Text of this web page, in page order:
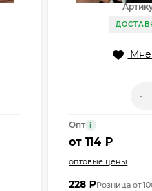
Мне
-
Опт i
от114 ₽
оптовые цены
228₽Розница от